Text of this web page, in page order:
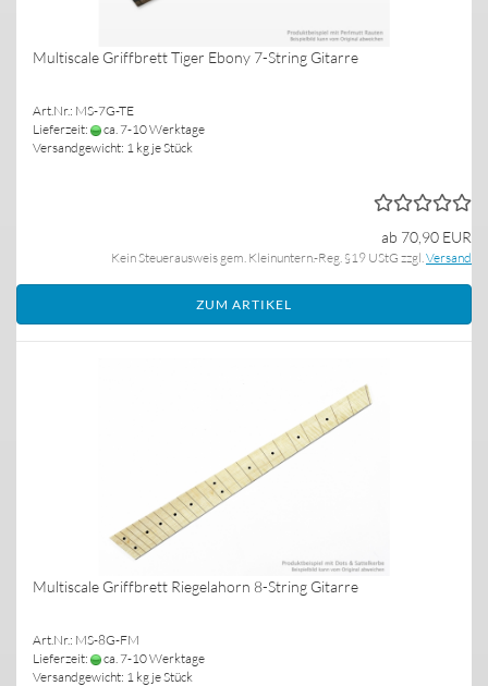
Multiscale Griffbrett Tiger Ebony 7-String Gitarre
Art.Nr.: MS-7G-TE
Lieferzeit:
ca. 7-10 Werktage
Versandgewicht: 1 kg je Stück
ab 70,90 EUR
Kein Steuerausweis gem. Kleinuntern.-Reg. §19 UStG zzgl. Versand
ZUM ARTIKEL
Multiscale Griffbrett Riegelahorn 8-String Gitarre
Art.Nr.: MS-8G-FM
Lieferzeit:
ca. 7-10 Werktage
Versandgewicht: 1 kg je Stück